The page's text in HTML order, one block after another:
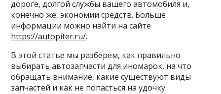
дороге, долгой службы вашего автомобиля и,
конечно же, экономии средств. Больше
информации можно найти на сайте
https://autopiter.ru/.
В этой статье мы разберем, как правильно
выбирать автозапчасти для иномарок, на что
обращать внимание, какие существуют виды
запчастей и как не попасться на удочку